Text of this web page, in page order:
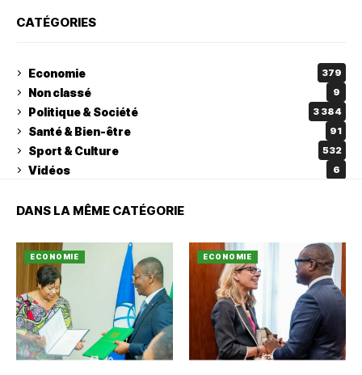
CATÉGORIES
Economie 379
Non classé 9
Politique & Société 3 384
Santé & Bien-être 91
Sport & Culture 532
Vidéos 6
DANS LA MÊME CATÉGORIE
ECONOMIE ECONOMIE